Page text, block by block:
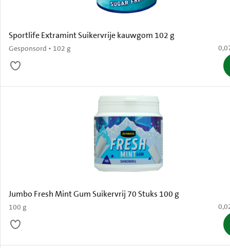
Sportlife Extramint Suikervrije kauwgom 102 g
Gesponsord • 102 g €
Jumbo Fresh Mint Gum Suikervrij 70 Stuks 100 g
100 g €